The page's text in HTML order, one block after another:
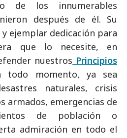
los innumerables
después de él. Su
ejemplar dedicación para
que lo necesite, en
nuestros Principios
todo momento, ya sea
naturales, crisis
armados, emergencias de
de población o
admiración en todo el